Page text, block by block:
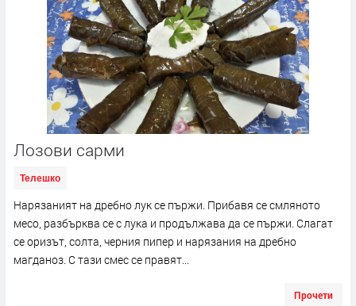
Лозови сарми
Телешко
Нарязаният на дребно лук се пържи. Прибавя се смляното
месо, разбърква се с лука и продължава да се пържи. Слагат
се оризът, солта, черния пипер и нарязания на дребно
магданоз. С тази смес се правят...
Прочети